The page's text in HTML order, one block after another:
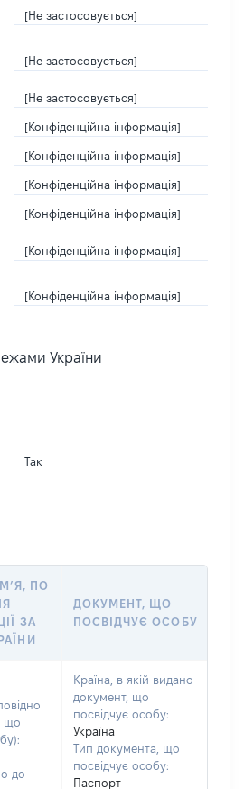
[Не застосовується]
[Не застосовується]
[Не застосовується]
[Конфіденційна інформація]
[Конфіденційна інформація]
[Конфіденційна інформація]
[Конфіденційна інформація]
[Конфіденційна інформація]
[Конфіденційна інформація]
України
Так
ПО
ЗА
ДОКУМЕНТ, ЩО
ПОСВІДЧУЄ ОСОБУ
що
до
Країна, в якій видано
документ, що
посвідчує особу:
Україна
Тип документа, що
посвідчує особу:
Паспорт